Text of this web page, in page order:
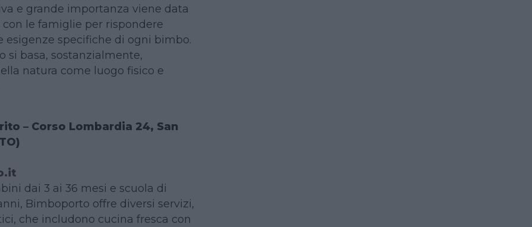
e grande importanza viene data
le famiglie per rispondere
esigenze specifiche di ogni bimbo.
si basa, sostanzialmente,
natura come luogo fisico e
– Corso Lombardia 24, San
dai 3 ai 36 mesi e scuola di
Bimboporto offre diversi servizi,
che includono cucina fresca con